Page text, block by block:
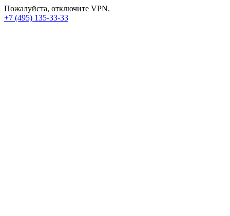
Пожалуйста, отключите VPN.
+7 (495) 135-33-33